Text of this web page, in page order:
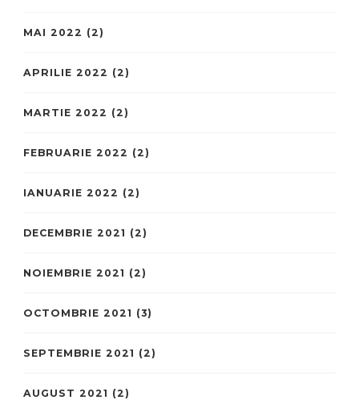
MAI 2022 (2)
APRILIE 2022 (2)
MARTIE 2022 (2)
FEBRUARIE 2022 (2)
IANUARIE 2022 (2)
DECEMBRIE 2021 (2)
NOIEMBRIE 2021 (2)
OCTOMBRIE 2021 (3)
SEPTEMBRIE 2021 (2)
AUGUST 2021 (2)